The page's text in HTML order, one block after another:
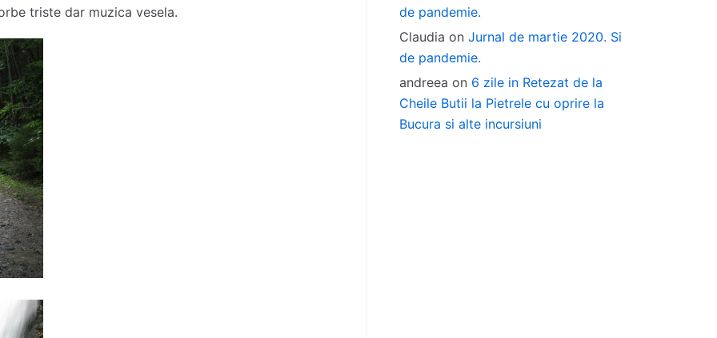
triste dar muzica vesela.
de pandemie.
Claudia on Jurnal de martie 2020. Si
de pandemie.
andreea on 6 zile in Retezat de la
Cheile Butii la Pietrele cu oprire la
Bucura si alte incursiuni